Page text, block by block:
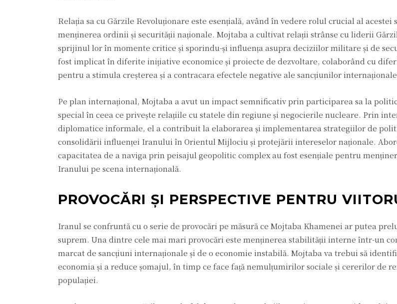
Relația sa cu Gărzile Revoluționare este esențială, având în vedere rolul crucial al
menținerea ordinii și securității naționale. Mojtaba a cultivat relații strânse cu liderii
sprijinul lor în momente critice și sporindu-și influența asupra deciziilor militare și de
fost implicat în diferite inițiative economice și proiecte de dezvoltare, colaborând cu
pentru a stimula creșterea și a contracara efectele negative ale sancțiunilor
Pe plan internațional, Mojtaba a avut un impact semnificativ prin participarea sa la
special în ceea ce privește relațiile cu statele din regiune și negocierile nucleare. Prin
diplomatice informale, el a contribuit la elaborarea și implementarea strategiilor de
consolidării influenței Iranului în Orientul Mijlociu și protejării intereselor naționale.
capacitatea de a naviga prin peisajul geopolitic complex au fost esențiale pentru
Iranului pe scena internațională.
PROVOCĂRI ȘI PERSPECTIVE PENTRU
Iranul se confruntă cu o serie de provocări pe măsură ce Mojtaba Khamenei ar putea
suprem. Una dintre cele mai mari provocări este menținerea stabilității interne într-un
marcat de sancțiuni internaționale și de o economie instabilă. Mojtaba va trebui să
economia și a reduce șomajul, în timp ce face față nemulțumirilor sociale și cererilor de
populației.